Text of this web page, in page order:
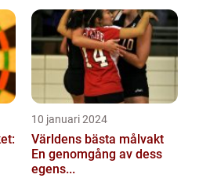
10 januari 2024
Världens bästa målvakt
En genomgång av dess
egens...